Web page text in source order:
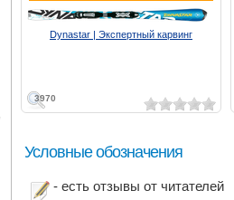
3970
Dynastar | Экспертный карвинг
Условные обозначения
- есть отзывы от читателей